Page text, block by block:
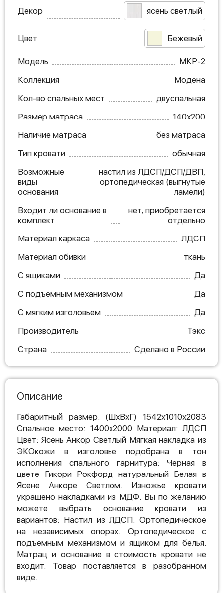
Декор ясень светлый
Цвет Бежевый
Модель
МКР-2
Коллекция
Модена
Кол-во спальных мест
двуспальная
Размер матраса
140х200
Наличие матраса
без матраса
Тип кровати
обычная
Возможные
виды
основания
настил из ЛДСП/ДСП/ДВП,
ортопедическая (выгнутые
ламели)
Входит ли основание в
комплект
нет, приобретается
отдельно
Материал каркаса
ЛДСП
Материал обивки
ткань
С ящиками
Да
С подъемным механизмом
Да
С мягким изголовьем
Да
Производитель
Тэкс
Страна
Сделано в России
Описание
Габаритный размер: (ШхВхГ) 1542х1010х2083
Спальное место: 1400х2000 Материал: ЛДСП
Цвет: Ясень Анкор Светлый Мягкая накладка из
ЭКОкожи в изголовье подобрана в тон
исполнения спального гарнитура: Черная в
цвете Гикори Рокфорд натуральный Белая в
Ясене Анкоре Светлом. Изножье кровати
украшено накладками из МДФ. Вы по желанию
можете выбрать основание кровати из
вариантов: Настил из ЛДСП. Ортопедическое
на независимых опорах. Ортопедическое с
подъемным механизмом и ящиком для белья.
Матрац и основание в стоимость кровати не
входит. Товар поставляется в разобранном
виде.